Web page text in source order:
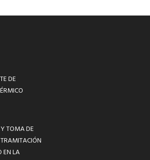
DE
TOMA DE
EN LA